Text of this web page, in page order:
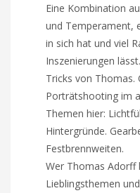
Eine Kombination
und Temperament,
in sich hat und viel
Inszenierungen
Tricks von Thomas.
Porträtshooting im
Themen hier:
Hintergründe.
Festbrennweiten.
Wer Thomas Adorff
Lieblingsthemen